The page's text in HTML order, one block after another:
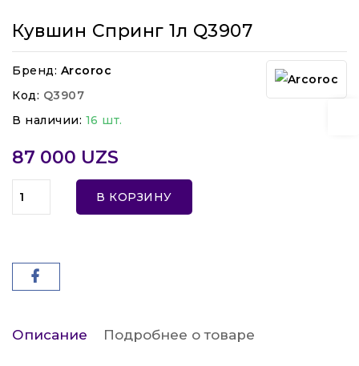
Кувшин Спринг 1л Q3907
Бренд: Arcoroc
Код: Q3907
В наличии: 16 шт.
87 000 UZS
В КОРЗИНУ
Описание Подробнее о товаре